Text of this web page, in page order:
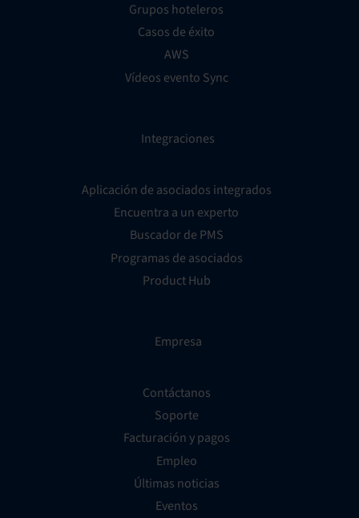
Grupos hoteleros
Casos de éxito
AWS
Vídeos evento Sync
Integraciones
Aplicación de asociados integrados
Encuentra a un experto
Buscador de PMS
Programas de asociados
Product Hub
Empresa
Contáctanos
Soporte
Facturación y pagos
Empleo
Últimas noticias
Eventos